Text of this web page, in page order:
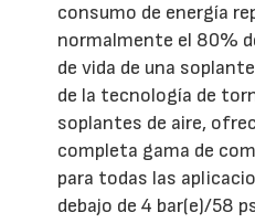
consumo de energía
normalmente el 80%
de vida de una
de la tecnología de
soplantes de aire,
completa gama de
para todas las
debajo de 4 bar(e)/58